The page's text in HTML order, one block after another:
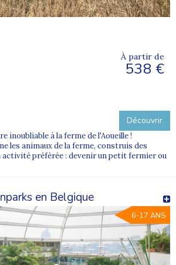
À partir de
538 €
Découvrir
inoubliable à la ferme de l'Aoueille !
les animaux de la ferme, construis des
activité préférée : devenir un petit fermier ou
en Belgique
6-17 ANS